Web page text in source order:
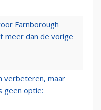
Farnborough
meer dan de vorige
verbeteren, maar
geen optie: